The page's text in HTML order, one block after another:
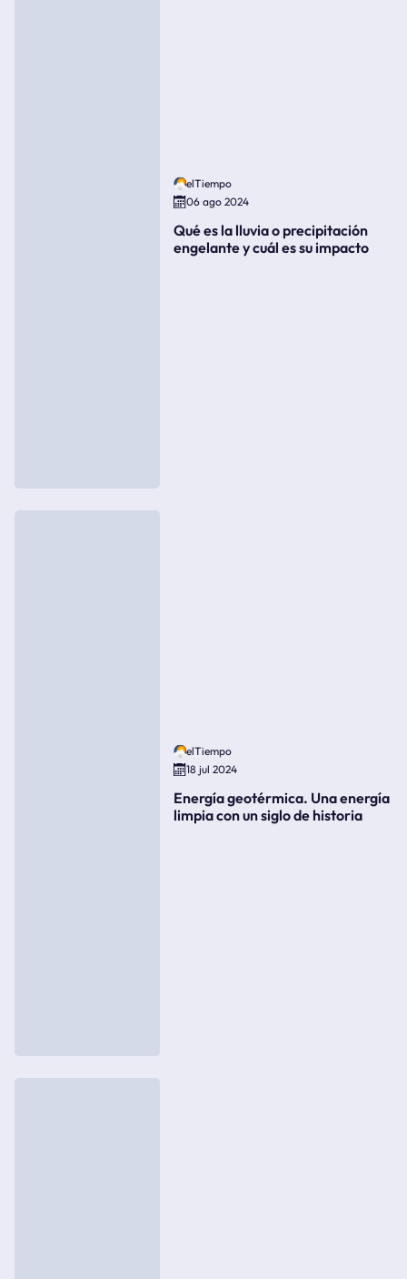
elTiempo
06 ago 2024
Qué es la lluvia o precipitación
engelante y cuál es su impacto
elTiempo
18 jul 2024
Energía geotérmica. Una energía
limpia con un siglo de historia